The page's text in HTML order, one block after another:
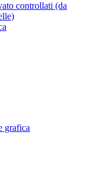
controllati (da
grafica